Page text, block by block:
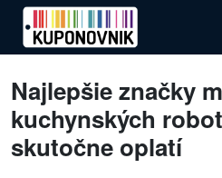
Najlepšie značky
kuchynských
skutočne oplatí